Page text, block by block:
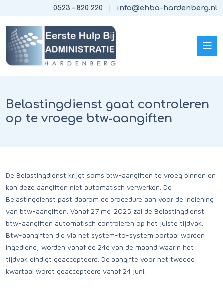
0523 – 820 220 info@ehba-hardenberg.nl
Belastingdienst gaat controleren
op te vroege btw-aangiften
De Belastingdienst krijgt soms btw-aangiften te vroeg binnen en
kan deze aangiften niet automatisch verwerken. De
Belastingdienst past daarom de procedure aan voor de indiening
van btw-aangiften. Vanaf 27 mei 2025 zal de Belastingdienst
btw-aangiften automatisch controleren op het juiste tijdvak.
Btw-aangiften die via het system-to-system portaal worden
ingediend, worden vanaf de 24e van de maand waarin het
tijdvak eindigt geaccepteerd. De aangifte voor het tweede
kwartaal wordt geaccepteerd vanaf 24 juni.